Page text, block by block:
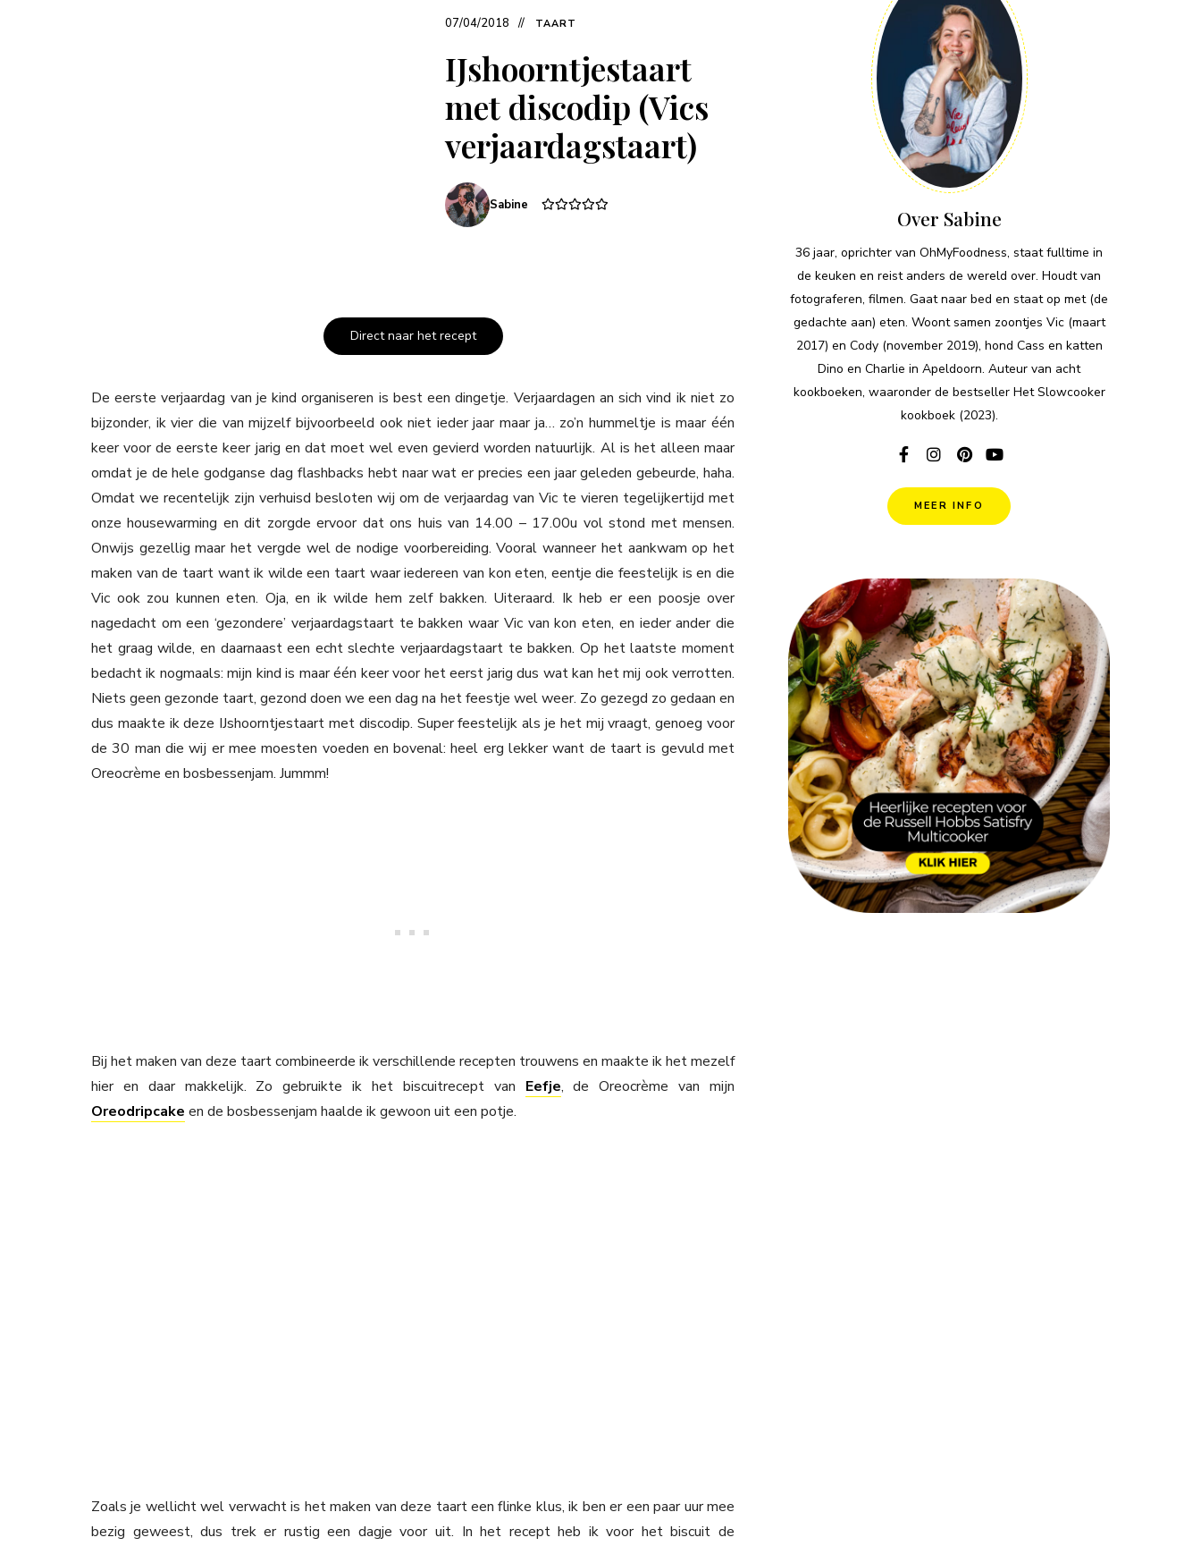
07/04/2018 TAART
IJshoorntjestaart
met discodip (Vics
verjaardagstaart)
Sabine
Direct naar het recept
De eerste verjaardag van je kind organiseren is best een dingetje. Verjaardagen an sich vind ik niet zo
bijzonder, ik vier die van mijzelf bijvoorbeeld ook niet ieder jaar maar ja… zo’n hummeltje is maar één
keer voor de eerste keer jarig en dat moet wel even gevierd worden natuurlijk. Al is het alleen maar
omdat je de hele godganse dag flashbacks hebt naar wat er precies een jaar geleden gebeurde, haha.
Omdat we recentelijk zijn verhuisd besloten wij om de verjaardag van Vic te vieren tegelijkertijd met
onze housewarming en dit zorgde ervoor dat ons huis van 14.00 – 17.00u vol stond met mensen.
Onwijs gezellig maar het vergde wel de nodige voorbereiding. Vooral wanneer het aankwam op het
maken van de taart want ik wilde een taart waar iedereen van kon eten, eentje die feestelijk is en die
Vic ook zou kunnen eten. Oja, en ik wilde hem zelf bakken. Uiteraard. Ik heb er een poosje over
nagedacht om een ‘gezondere’ verjaardagstaart te bakken waar Vic van kon eten, en ieder ander die
het graag wilde, en daarnaast een echt slechte verjaardagstaart te bakken. Op het laatste moment
bedacht ik nogmaals: mijn kind is maar één keer voor het eerst jarig dus wat kan het mij ook verrotten.
Niets geen gezonde taart, gezond doen we een dag na het feestje wel weer. Zo gezegd zo gedaan en
dus maakte ik deze IJshoorntjestaart met discodip. Super feestelijk als je het mij vraagt, genoeg voor
de 30 man die wij er mee moesten voeden en bovenal: heel erg lekker want de taart is gevuld met
Oreocrème en bosbessenjam. Jummm!
Bij het maken van deze taart combineerde ik verschillende recepten trouwens en maakte ik het mezelf
hier en daar makkelijk. Zo gebruikte ik het biscuitrecept van Eefje, de Oreocrème van mijn
Oreodripcake en de bosbessenjam haalde ik gewoon uit een potje.
Zoals je wellicht wel verwacht is het maken van deze taart een flinke klus, ik ben er een paar uur mee
bezig geweest, dus trek er rustig een dagje voor uit. In het recept heb ik voor het biscuit de
Over Sabine
36 jaar, oprichter van OhMyFoodness, staat fulltime in
de keuken en reist anders de wereld over. Houdt van
fotograferen, filmen. Gaat naar bed en staat op met (de
gedachte aan) eten. Woont samen zoontjes Vic (maart
2017) en Cody (november 2019), hond Cass en katten
Dino en Charlie in Apeldoorn. Auteur van acht
kookboeken, waaronder de bestseller Het Slowcooker
kookboek (2023).
MEER INFO